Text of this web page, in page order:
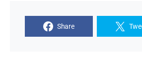
Share